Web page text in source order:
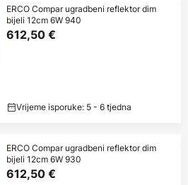
ERCO Compar ugradbeni reflektor dim
bijeli 12cm 6W 940
612,50 €
Vrijeme isporuke: 5 - 6 tjedna
ERCO Compar ugradbeni reflektor dim
bijeli 12cm 6W 930
612,50 €